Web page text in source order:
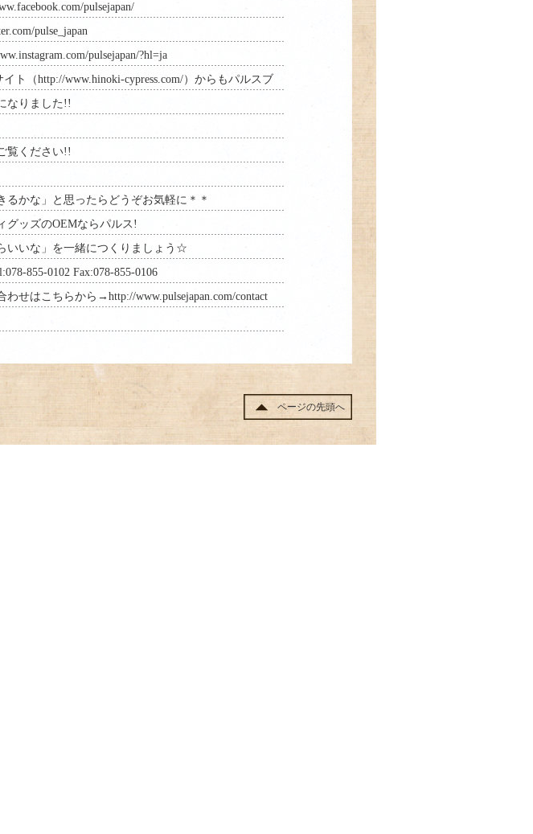
pulsejapan/
pulse_japan
pulsejapan/?hl=ja
イト（http://www.hinoki-cypress.com/）からもパルスブ
なりました!!
覧ください!!
るかな」と思ったらどうぞお気軽に＊＊
グッズのOEMならパルス!
いいな」を一緒につくりましょう☆
855-0102 Fax:078-855-0106
わせはこちらから→http://www.pulsejapan.com/contact
ページの先頭へ